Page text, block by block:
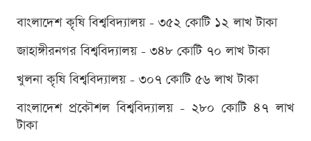
বাংলাদেশ কৃষি বিশ্ববিদ্যালয় - ৩৫২ কোটি ১২ লাখ টাকা
জাহাঙ্গীরনগর বিশ্ববিদ্যালয় - ৩৪৮ কোটি ৭০ লাখ টাকা
খুলনা কৃষি বিশ্ববিদ্যালয় - ৩০৭ কোটি ৫৬ লাখ টাকা
বাংলাদেশ প্রকৌশল বিশ্ববিদ্যালয় - ২৮০ কোটি ৪৭ লাখ
টাকা